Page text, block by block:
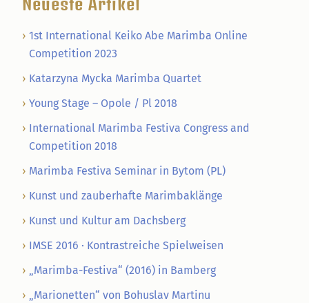
1st International Keiko Abe Marimba Online
Competition 2023
Katarzyna Mycka Marimba Quartet
Young Stage – Opole / Pl 2018
International Marimba Festiva Congress and
Competition 2018
Marimba Festiva Seminar in Bytom (PL)
Kunst und zauberhafte Marimbaklänge
Kunst und Kultur am Dachsberg
IMSE 2016 · Kontrastreiche Spielweisen
„Marimba-Festiva“ (2016) in Bamberg
„Marionetten“ von Bohuslav Martinu